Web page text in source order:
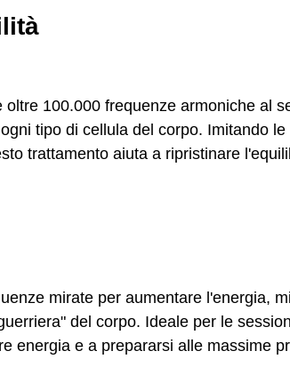
100.000 frequenze armoniche al
tipo di cellula del corpo. Imitando
trattamento aiuta a ripristinare
mirate per aumentare l'energia,
del corpo. Ideale per le
energia e a prepararsi alle massime